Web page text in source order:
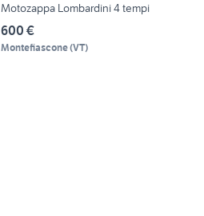
Motozappa Lombardini 4 tempi
600 €
Montefiascone(VT)